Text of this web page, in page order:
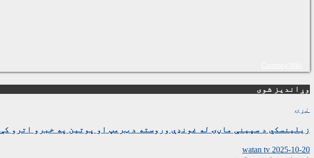
وړاندیز شوی
نړۍ
زیلینسکي د سپینې ماڼۍ له غونډې وروسته د ټرمپ او پوتین په خبرو اترو
2025-10-20
watan tv